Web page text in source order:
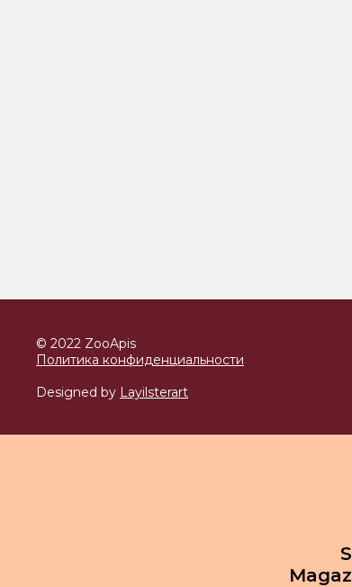
© 2022 ZooApis
Политика конфиденциальности
Designed by Layilsterart